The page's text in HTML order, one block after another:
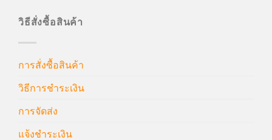
วิธีสั่งซื้อสินค้า
การสั่งซื้อสินค้า
วิธีการชำระเงิน
การจัดส่ง
แจ้งชำระเงิน